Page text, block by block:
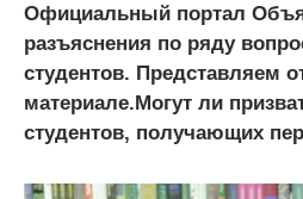
Официальный портал
разъяснения по ряду
студентов. Представляем
материале.Могут ли
студентов, получающих